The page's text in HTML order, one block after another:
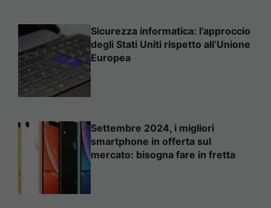
Sicurezza informatica: l’approccio
degli Stati Uniti rispetto all’Unione
Europea
Settembre 2024, i migliori
smartphone in offerta sul
mercato: bisogna fare in fretta